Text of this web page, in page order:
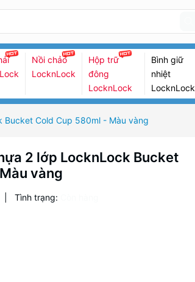
Nồi chảo
LocknLock
Hộp trữ
đông
LocknLock
Bình giữ
nhiệt
LocknLock
Bucket Cold Cup 580ml - Màu vàng
2 lớp LocknLock Bucket
vàng
Tình trạng: